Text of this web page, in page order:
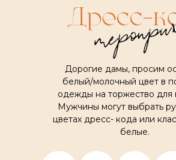
Дорогие дамы, просим
белый/молочный цвет в
одежды на торжество для
Мужчины могут выбрать
цветах дресс- кода или
белые.